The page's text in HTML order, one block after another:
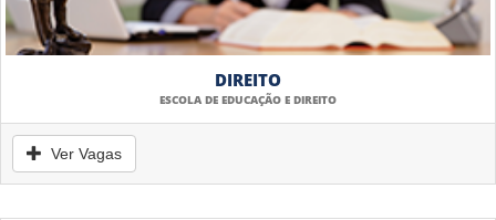
DIREITO
ESCOLA DE EDUCAÇÃO E DIREITO
Ver Vagas